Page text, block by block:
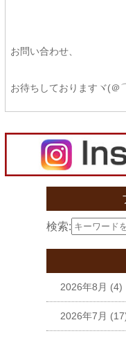
お問い合わせ、
お待ちしておりますヾ(
検索:
2026年8月 (4)
2026年7月